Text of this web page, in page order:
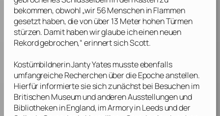
bekommen, obwohl „wir 56 Menschen in Flammen
gesetzt haben, die von über 13 Meter hohen Türmen
stürzen. Damit haben wir glaube ich einen neuen
Rekord gebrochen,“ erinnert sichScott.
KostümbildnerinJanty Yatesmusste ebenfalls
umfangreiche Recherchen über die Epoche anstellen.
Hierfür informierte sie sich zunächst bei Besuchen im
Britischen Museum und anderen Ausstellungen und
Bibliotheken in England, im Armory in Leeds und der